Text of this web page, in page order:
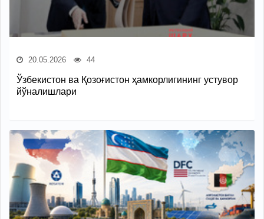
20.05.2026 44
Ўзбекистон ва Қозоғистон ҳамкорлигининг устувор
йўналишлари